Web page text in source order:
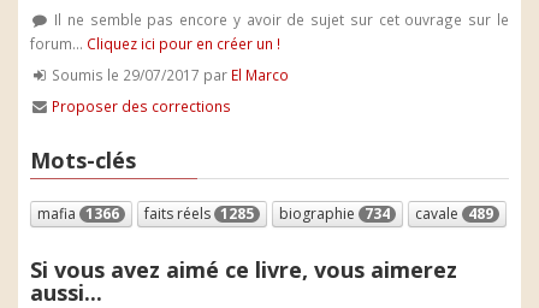
Il ne semble pas encore y avoir de sujet sur cet ouvrage sur le
forum... Cliquez ici pour en créer un !
Soumis le 29/07/2017 par El Marco
Proposer des corrections
Mots-clés
mafia 1366 faits réels 1285 biographie 734 cavale 489
Si vous avez aimé ce livre, vous aimerez
aussi...